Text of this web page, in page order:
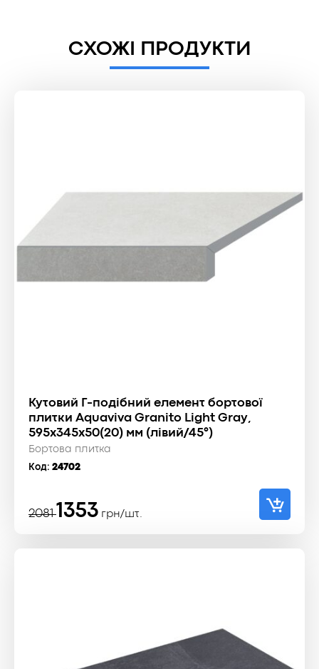
СХОЖІ ПРОДУКТИ
Кутовий Г-подібний елемент бортової
плитки Aquaviva Granito Light Gray,
595x345x50(20) мм (лівий/45°)
Бортова плитка
Код: 24702
2081
Оригінальна
2081 ₴.
1353
Поточна
1353 ₴.
грн/шт.